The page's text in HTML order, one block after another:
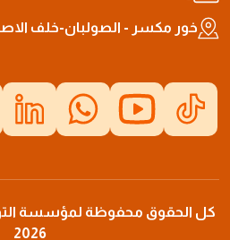
خور مكسر - الصولبان-خلف
كل الحقوق محفوظة لمؤسسة
2026